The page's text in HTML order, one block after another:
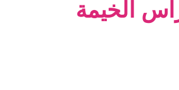
الخيمة